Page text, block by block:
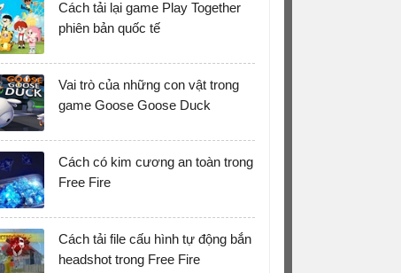
Cách tải lại game Play Together
phiên bản quốc tế
Vai trò của những con vật trong
game Goose Goose Duck
Cách có kim cương an toàn trong
Free Fire
Cách tải file cấu hình tự động bắn
headshot trong Free Fire